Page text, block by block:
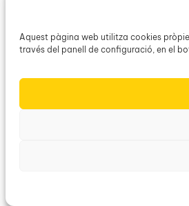
Aquest pàgina web utilitza cookies
través del panell de configuració, en el